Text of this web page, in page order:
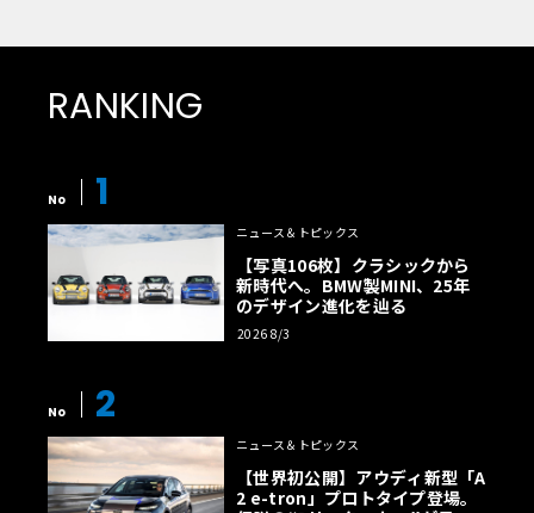
RANKING
No 1
ニュース＆トピックス
【写真106枚】クラシックから
新時代へ。BMW製MINI、25年
のデザイン進化を辿る
2026 8/3
No 2
ニュース＆トピックス
【世界初公開】アウディ新型「A
2 e-tron」プロトタイプ登場。